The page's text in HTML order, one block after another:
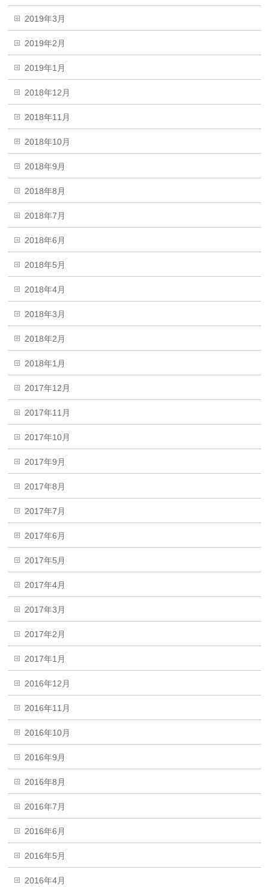
2019年3月
2019年2月
2019年1月
2018年12月
2018年11月
2018年10月
2018年9月
2018年8月
2018年7月
2018年6月
2018年5月
2018年4月
2018年3月
2018年2月
2018年1月
2017年12月
2017年11月
2017年10月
2017年9月
2017年8月
2017年7月
2017年6月
2017年5月
2017年4月
2017年3月
2017年2月
2017年1月
2016年12月
2016年11月
2016年10月
2016年9月
2016年8月
2016年7月
2016年6月
2016年5月
2016年4月